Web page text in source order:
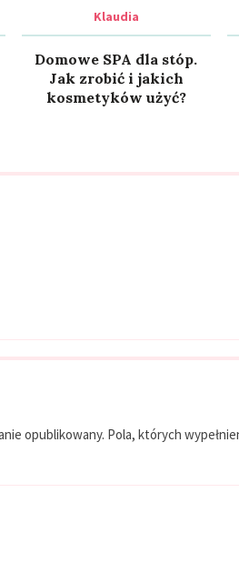
Klaudia
Domowe SPA dla stóp.
Jak zrobić i jakich
kosmetyków użyć?
opublikowany. Pola, których